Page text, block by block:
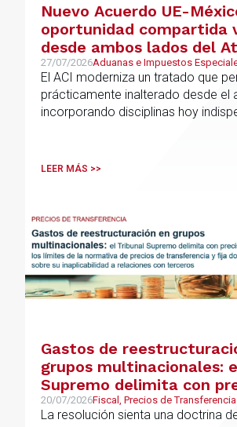
Nuevo Acuerdo UE-
oportunidad compartida
desde ambos lados del
27/07/2026Aduanas e Impuestos
Desk
El ACI moderniza un tratado que
prácticamente inalterado desde el
incorporando disciplinas hoy
LEER MÁS >>
Gastos de
grupos multinacionales:
Supremo delimita con
límites de la normativa
de transferencia y fija
20/07/2026Fiscal, Precios de Transferencia
La resolución sienta una doctrina